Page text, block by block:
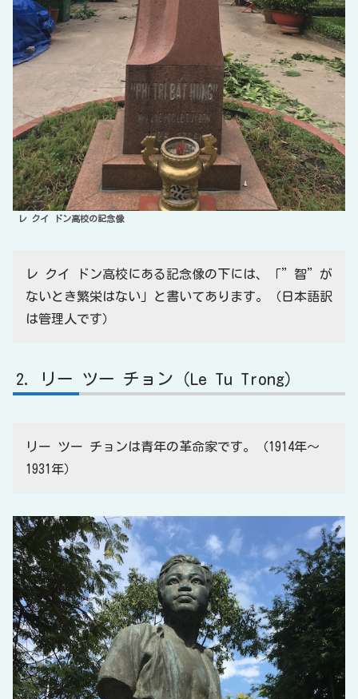
レ クイ ドン高校の記念像
レ クイ ドン高校にある記念像の下には、「”智”が
ないとき繁栄はない」と書いてあります。（日本語訳
は管理人です）
リー ツー チョン（Le Tu Trong）
リー ツー チョンは青年の革命家です。（1914年〜
1931年）